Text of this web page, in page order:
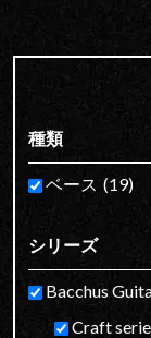
種類
ベース (19)
シリーズ
Bacchus
Craft